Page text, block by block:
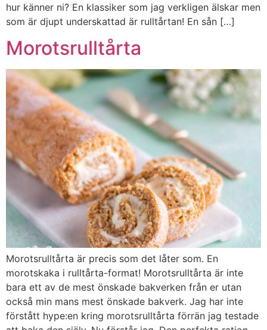
hur känner ni? En klassiker som jag verkligen älskar men
som är djupt underskattad är rulltårtan! En sån […]
Morotsrulltårta
Morotsrulltårta är precis som det låter som. En
morotskaka i rulltårta-format! Morotsrulltårta är inte
bara ett av de mest önskade bakverken från er utan
också min mans mest önskade bakverk. Jag har inte
förstått hype:en kring morotsrulltårta förrän jag testade